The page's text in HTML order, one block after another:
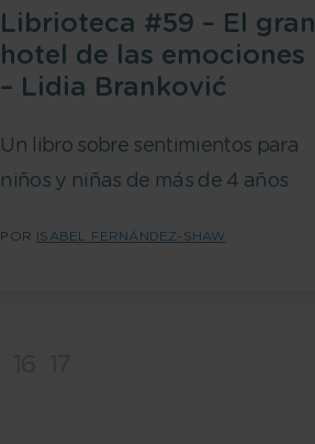
Librioteca #59 – El gran
hotel de las emociones
– Lidia Branković
Un libro sobre sentimientos para
niños y niñas de más de 4 años
POR ISABEL FERNÁNDEZ-SHAW